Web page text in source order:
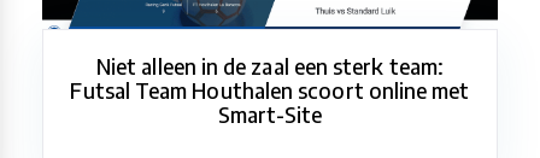
Niet alleen in de zaal een sterk team:
Futsal Team Houthalen scoort online met
Smart-Site